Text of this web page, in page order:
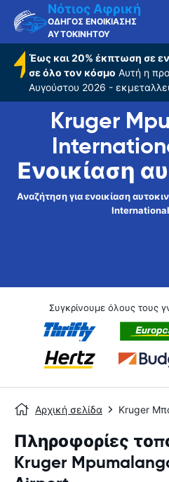
Airport
Νότιος Αφρική
ΟΔΗΓΟΣ ΕΝΟΙΚΙΑΣΗΣ
ΑΥΤΟΚΙΝΗΤΟΥ
Έως και 20% έκπτωση σε
σε όλο τον κόσμο Αυτή η
Αυγούστου 2026 -
Kruger
Ενοικίαση
Αναζήτηση για ενοικίαση
Συγκρίνουμε όλους τους
Αρχική σελίδα Kruger
Πληροφορίες
Kruger